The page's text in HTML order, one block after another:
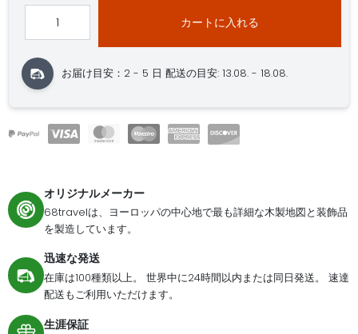
カートに入れる
お届け目安：2 - 5 日配送の目安: 13.08. - 18.08.
オリジナルメーカー
68travelは、ヨーロッパの中心地で最も詳細な木製地図と装飾品
を製造しています。
迅速な発送
在庫は100種類以上。 世界中に24時間以内または同日発送。 速達
配送もご利用いただけます。
生涯保証